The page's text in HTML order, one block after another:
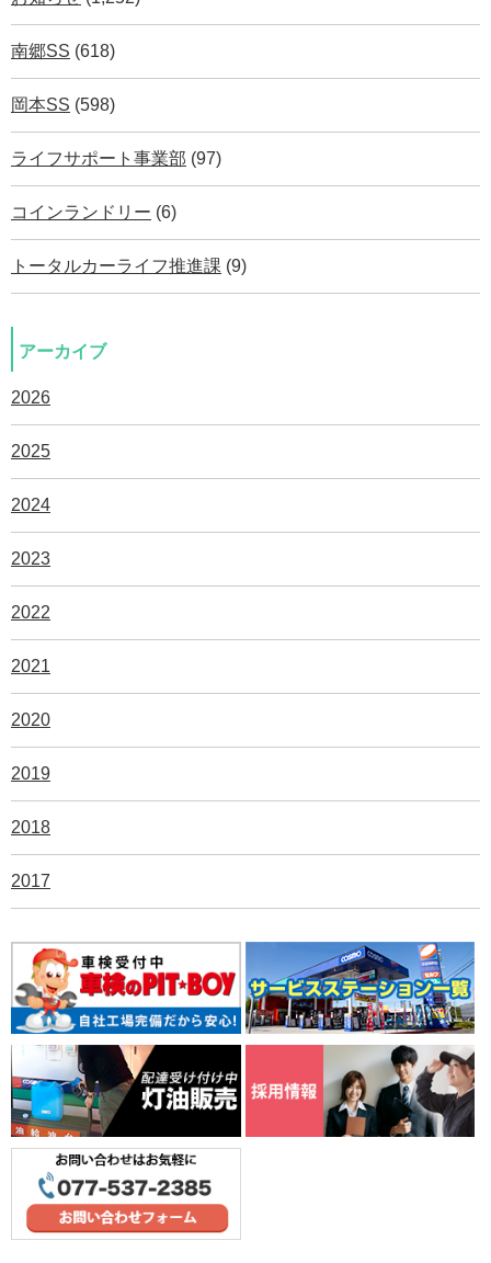
南郷SS (618)
岡本SS (598)
ライフサポート事業部 (97)
コインランドリー (6)
トータルカーライフ推進課 (9)
アーカイブ
2026
2025
2024
2023
2022
2021
2020
2019
2018
2017